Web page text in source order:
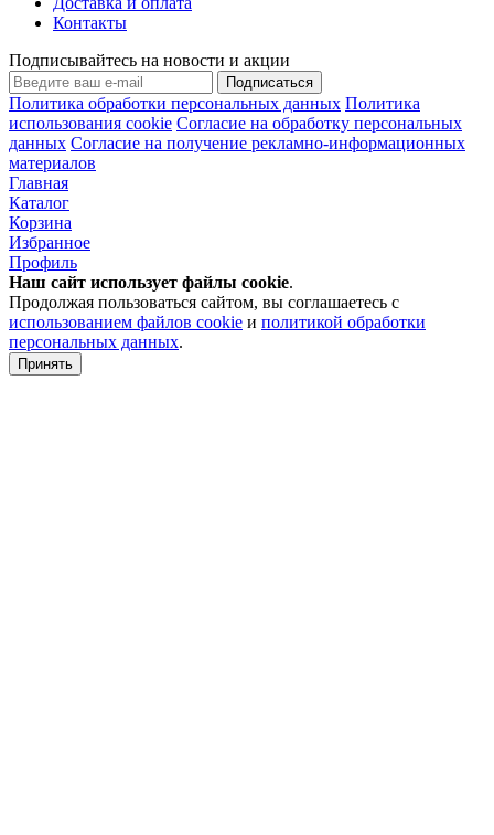
Контакты
Подписывайтесь на новости и акции
Подписаться
Политика обработки персональных данных Политика
использования cookie Согласие на обработку персональных
данных Согласие на получение рекламно-информационных
материалов
Главная
Каталог
Корзина
Избранное
Профиль
Наш сайт использует файлы cookie.
Продолжая пользоваться сайтом, вы соглашаетесь с
использованием файлов cookie и политикой обработки
персональных данных.
Принять